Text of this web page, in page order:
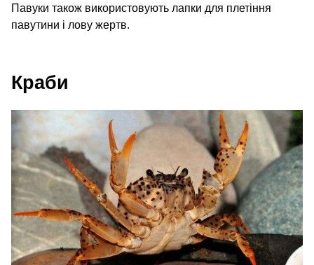
Павуки також використовують лапки для плетіння
павутини і лову жертв.
Краби